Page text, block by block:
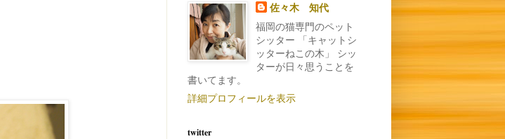
佐々木 知代
福岡の猫専門のペット
シッター 「キャットシ
ッターねこの木」 シッ
ターが日々思うことを
書いてます。
詳細プロフィールを表示
twitter